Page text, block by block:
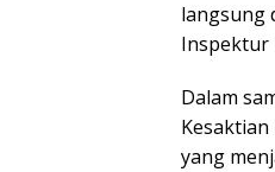
langsung
Inspektur
Dalam
yang